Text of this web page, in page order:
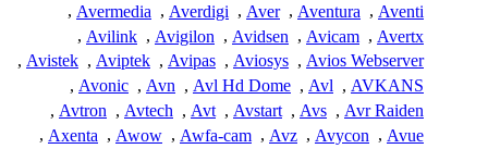
Aventi
,
Aventura
,
Aver
,
Averdigi
,
Avermedia
,
Avertx
,
Avicam
,
Avidsen
,
Avigilon
,
Avilink
,
Avios Webserver
,
Aviosys
,
Avipas
,
Aviptek
,
Avistek
,
AVKANS
,
Avl
,
Avl Hd Dome
,
Avn
,
Avonic
,
Avr Raiden
,
Avs
,
Avstart
,
Avt
,
Avtech
,
Avtron
,
Avue
,
Avycon
,
Avz
,
Awfa-cam
,
Awow
,
Axenta
,